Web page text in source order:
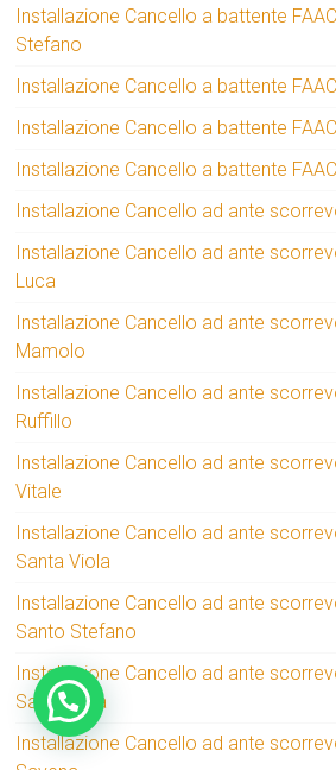
Installazione Cancello a battente
Stefano
Installazione Cancello a battente
Installazione Cancello a battente
Installazione Cancello a battente
Installazione Cancello ad ante
Installazione Cancello ad ante
Luca
Installazione Cancello ad ante
Mamolo
Installazione Cancello ad ante
Ruffillo
Installazione Cancello ad ante
Vitale
Installazione Cancello ad ante
Santa Viola
Installazione Cancello ad ante
Santo Stefano
Installazione Cancello ad ante
Saragozza
Installazione Cancello ad ante